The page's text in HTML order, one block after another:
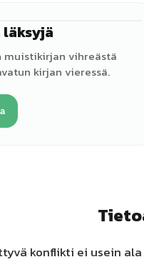
läksyjä
muistikirjan vihreästä
kirjan vieressä.
konflikti ei usein